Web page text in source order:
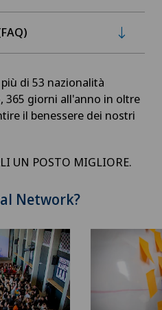
di 53 nazionalità
365 giorni all'anno in oltre
il benessere dei nostri
UN POSTO MIGLIORE.
Network?